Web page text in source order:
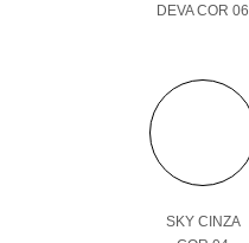
DEVA COR 06
SKY CINZA